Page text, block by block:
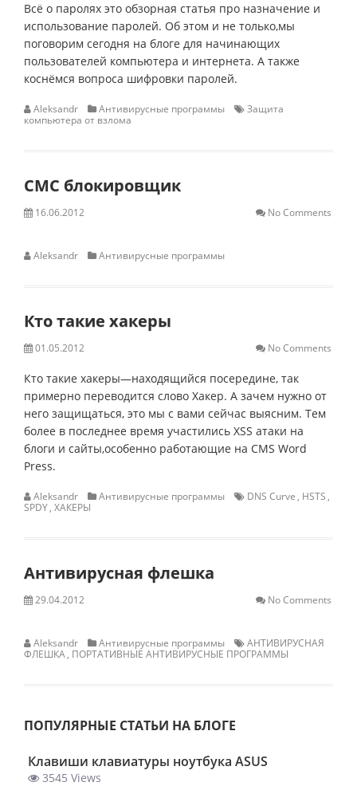
Всё о паролях это обзорная статья про назначение и
использование паролей. Об этом и не только,мы
поговорим сегодня на блоге для начинающих
пользователей компьютера и интернета. А также
коснёмся вопроса шифровки паролей.
Aleksandr Антивирусные программы
Защита
компьютера от взлома
СМС блокировщик
16.06.2012 No Comments
Aleksandr Антивирусные программы
Кто такие хакеры
01.05.2012 No Comments
Кто такие хакеры—находящийся посередине, так
примерно переводится слово Хакер. А зачем нужно от
него защищаться, это мы с вами сейчас выясним. Тем
более в последнее время участились XSS атаки на
блоги и сайты,особенно работающие на CMS Word
Press.
Aleksandr Антивирусные программы DNS Curve , HSTS ,
SPDY, ХАКЕРЫ
Антивирусная флешка
29.04.2012 No Comments
Aleksandr Антивирусные программы
АНТИВИРУСНАЯ
ФЛЕШКА, ПОРТАТИВНЫЕ АНТИВИРУСНЫЕ ПРОГРАММЫ
ПОПУЛЯРНЫЕ СТАТЬИ НА БЛОГЕ
Клавиши клавиатуры ноутбука ASUS
3545 Views